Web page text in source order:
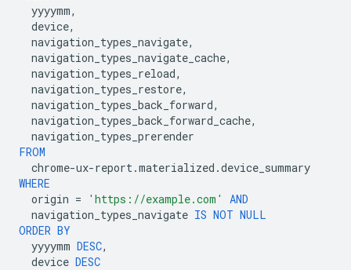
yyyymm,
device,
navigation_types_navigate,
navigation_types_navigate_cache,
navigation_types_reload,
navigation_types_restore,
navigation_types_back_forward,
navigation_types_back_forward_cache,
navigation_types_prerender
FROM
chrome-ux-report.materialized .device_summary
WHERE
origin = 'https://example.com'
AND
navigation_types_navigate IS NOT NULL
ORDER BY
yyyymm DESC,
device DESC